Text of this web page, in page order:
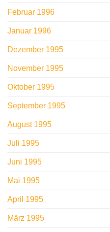
Februar 1996
Januar 1996
Dezember 1995
November 1995
Oktober 1995
September 1995
August 1995
Juli 1995
Juni 1995
Mai 1995
April 1995
März 1995